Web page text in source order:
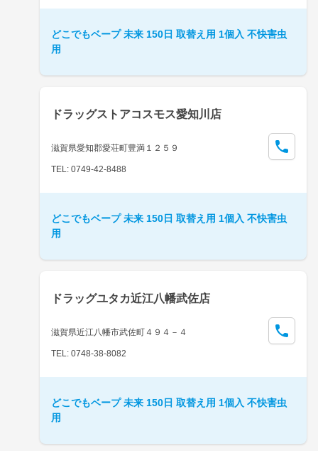
どこでもベープ 未来 150日 取替え用 1個入 不快害虫
用
ドラッグストアコスモス愛知川店
滋賀県愛知郡愛荘町豊満１２５９
TEL: 0749-42-8488
どこでもベープ 未来 150日 取替え用 1個入 不快害虫
用
ドラッグユタカ近江八幡武佐店
滋賀県近江八幡市武佐町４９４－４
TEL: 0748-38-8082
どこでもベープ 未来 150日 取替え用 1個入 不快害虫
用